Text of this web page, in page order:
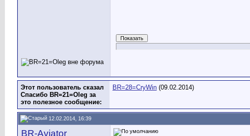
Этот пользователь сказал
Спасибо BR=21=Oleg за
это полезное сообщение:
BR=28=CryWin (09.02.2014)
12.02.2014, 16:39
BR-Aviator